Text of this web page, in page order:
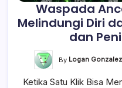
Waspada
Melindungi Diri
dan
By Logan Gonzalez
Ketika Satu Klik Bisa